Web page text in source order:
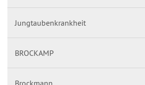
Jungtaubenkrankheit
BROCKAMP